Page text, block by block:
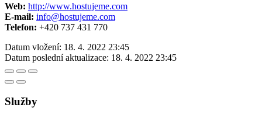
Web: http://www.hostujeme.com
E-mail: info@hostujeme.com
Telefon: +420 737 431 770
Datum vložení: 18. 4. 2022 23:45
Datum poslední aktualizace: 18. 4. 2022 23:45
Služby